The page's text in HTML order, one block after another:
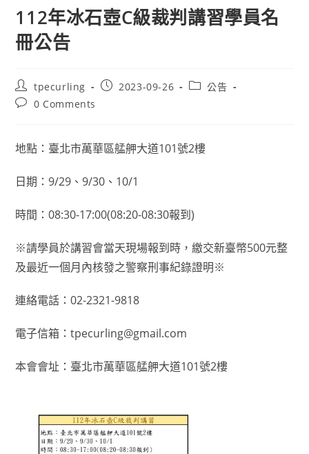
112年冰石壺C級裁判講習學員名
冊公告
Post
author:
tpecurling
Post2023-09-26
Post公告
Post0 Comments
地點：臺北市萬華區艋舺大道101號2樓
日期：9/29、9/30、10/1
時間：08:30-17:00(08:20-08:30報到)
※請學員於講習會當天現場報到時，繳交新臺幣500元整
及最近一個月內核發之警察刑事紀錄證明※
連絡電話：02-2321-9818
電子信箱：tpecurling@gmail.com
本會會址：臺北市萬華區艋舺大道101號2樓